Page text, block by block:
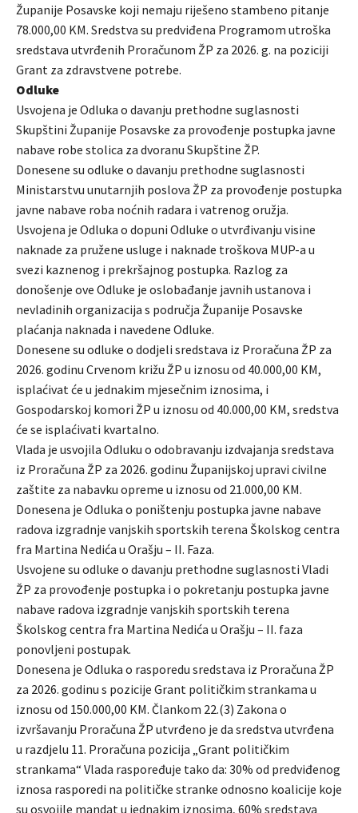
Županije Posavske koji nemaju riješeno stambeno pitanje
78.000,00 KM. Sredstva su predviđena Programom utroška
sredstava utvrđenih Proračunom ŽP za 2026. g. na poziciji
Grant za zdravstvene potrebe.
Odluke
Usvojena je Odluka o davanju prethodne suglasnosti
Skupštini Županije Posavske za provođenje postupka javne
nabave robe stolica za dvoranu Skupštine ŽP.
Donesene su odluke o davanju prethodne suglasnosti
Ministarstvu unutarnjih poslova ŽP za provođenje postupka
javne nabave roba noćnih radara i vatrenog oružja.
Usvojena je Odluka o dopuni Odluke o utvrđivanju visine
naknade za pružene usluge i naknade troškova MUP-a u
svezi kaznenog i prekršajnog postupka. Razlog za
donošenje ove Odluke je oslobađanje javnih ustanova i
nevladinih organizacija s područja Županije Posavske
plaćanja naknada i navedene Odluke.
Donesene su odluke o dodjeli sredstava iz Proračuna ŽP za
2026. godinu Crvenom križu ŽP u iznosu od 40.000,00 KM,
isplaćivat će u jednakim mjesečnim iznosima, i
Gospodarskoj komori ŽP u iznosu od 40.000,00 KM, sredstva
će se isplaćivati kvartalno.
Vlada je usvojila Odluku o odobravanju izdvajanja sredstava
iz Proračuna ŽP za 2026. godinu Županijskoj upravi civilne
zaštite za nabavku opreme u iznosu od 21.000,00 KM.
Donesena je Odluka o poništenju postupka javne nabave
radova izgradnje vanjskih sportskih terena Školskog centra
fra Martina Nedića u Orašju – II. Faza.
Usvojene su odluke o davanju prethodne suglasnosti Vladi
ŽP za provođenje postupka i o pokretanju postupka javne
nabave radova izgradnje vanjskih sportskih terena
Školskog centra fra Martina Nedića u Orašju – II. faza
ponovljeni postupak.
Donesena je Odluka o rasporedu sredstava iz Proračuna ŽP
za 2026. godinu s pozicije Grant političkim strankama u
iznosu od 150.000,00 KM. Člankom 22.(3) Zakona o
izvršavanju Proračuna ŽP utvrđeno je da sredstva utvrđena
u razdjelu 11. Proračuna pozicija „Grant političkim
strankama“ Vlada raspoređuje tako da: 30% od predviđenog
iznosa rasporedi na političke stranke odnosno koalicije koje
su osvojile mandat u jednakim iznosima, 60% sredstava